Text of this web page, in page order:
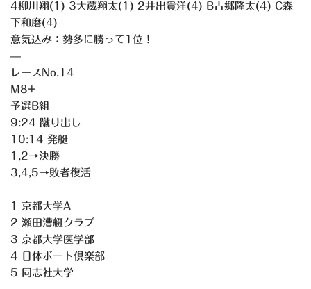
4柳川翔(1) 3大蔵翔太(1) 2井出貴洋(4) B古郷隆太(4) C森
下和磨(4)
意気込み：勢多に勝って1位！
—
レースNo.14
M8+
予選B組
9:24 蹴り出し
10:14 発艇
1,2→決勝
3,4,5→敗者復活
1 京都大学A
2 瀬田漕艇クラブ
3 京都大学医学部
4 日体ボート倶楽部
5 同志社大学